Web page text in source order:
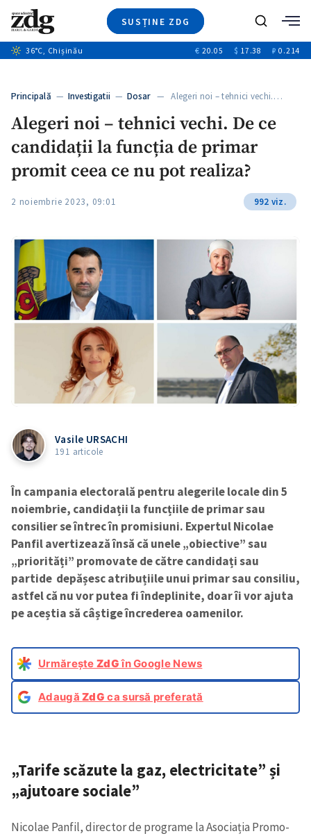
SUSȚINE ZDG
Ştiri
+11
Video
Special
Blog
Caută
36°C, Chișinău € 20.05 $ 17.38 ₽ 0.214
Principală — Investigatii — Dosar— Alegeri noi – tehnici vechi.…
Alegeri noi – tehnici vechi. De ce
candidații la funcția de primar
promit ceea ce nu pot realiza?
2 noiembrie 2023, 09:01 992 viz.
Vasile URSACHI
191 articole
În campania electorală pentru alegerile locale din 5
noiembrie, candidații la funcțiile de primar sau
consilier se întrec în promisiuni. Expertul Nicolae
Panfil avertizează însă că unele „obiective” sau
„priorități” promovate de către candidați sau
partide depășesc atribuțiile unui primar sau consiliu,
astfel că nu vor putea fi îndeplinite, doar îi vor ajuta
pe aceștia să câștige încrederea oamenilor.
Urmărește ZdGîn Google News
AdaugăZdG ca sursă preferată
„Tarife scăzute la gaz, electricitate” și
„ajutoare sociale”
Nicolae Panfil, director de programe la Asociația Promo-